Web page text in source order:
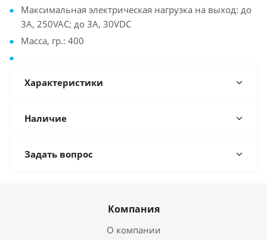
Максимальная электрическая нагрузка на выход: до
3A, 250VAC; до 3A, 30VDC
Масса, гр.: 400
Характеристики
Наличие
Задать вопрос
Компания
О компании